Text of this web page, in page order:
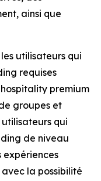
ainsi que
utilisateurs qui
requises
premium
groupes et
utilisateurs qui
de niveau
expériences
la possibilité